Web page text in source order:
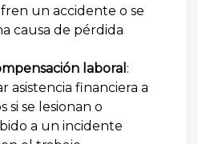
un accidente o se
causa de pérdida
laboral :
asistencia financiera a
si se lesionan o
a un incidente